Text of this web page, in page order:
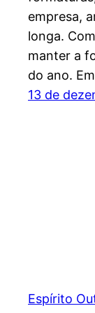
empresa,
longa.
manter a
do ano.
13 de
Espírito